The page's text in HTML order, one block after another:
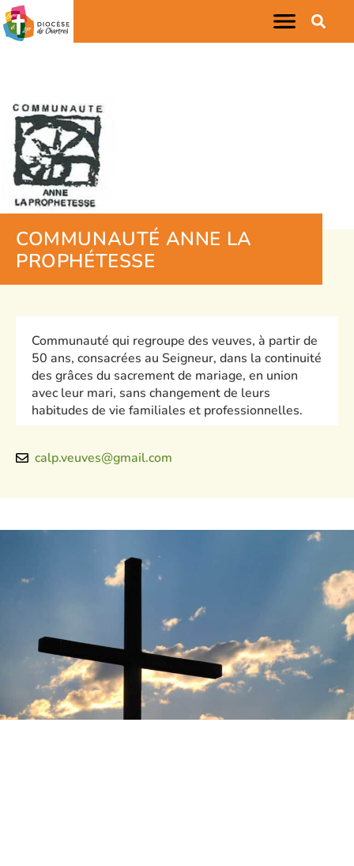
COMMUNAUTÉ ANNE LA
PROPHÉTESSE
Communauté qui regroupe des veuves, à partir de
50 ans, consacrées au Seigneur, dans la continuité
des grâces du sacrement de mariage, en union
avec leur mari, sans changement de leurs
habitudes de vie familiales et professionnelles.
calp.veuves@gmail.com